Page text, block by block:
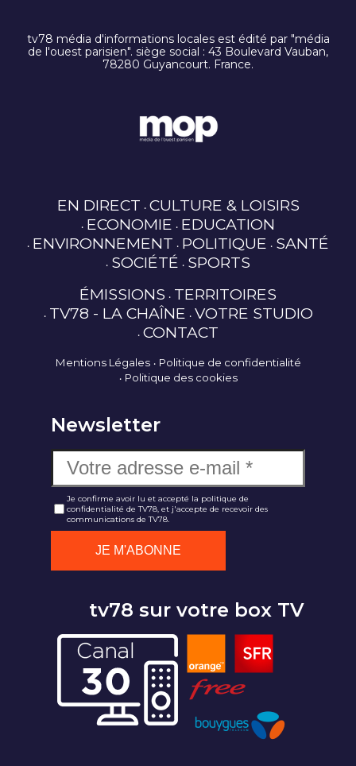
tv78 média d'informations locales est édité par "média
de l'ouest parisien". siège social : 43 Boulevard Vauban,
78280 Guyancourt. France.
EN DIRECT CULTURE & LOISIRS
ECONOMIE EDUCATION
ENVIRONNEMENT POLITIQUE SANTÉ
SOCIÉTÉ SPORTS
ÉMISSIONS TERRITOIRES
TV78 - LA CHAÎNE VOTRE STUDIO
CONTACT
Mentions Légales
Politique de confidentialité
Politique des cookies
Newsletter
Je confirme avoir lu et accepté la politique de
confidentialité de TV78, et j'accepte de recevoir des
communications de TV78.
tv78 sur votre box TV